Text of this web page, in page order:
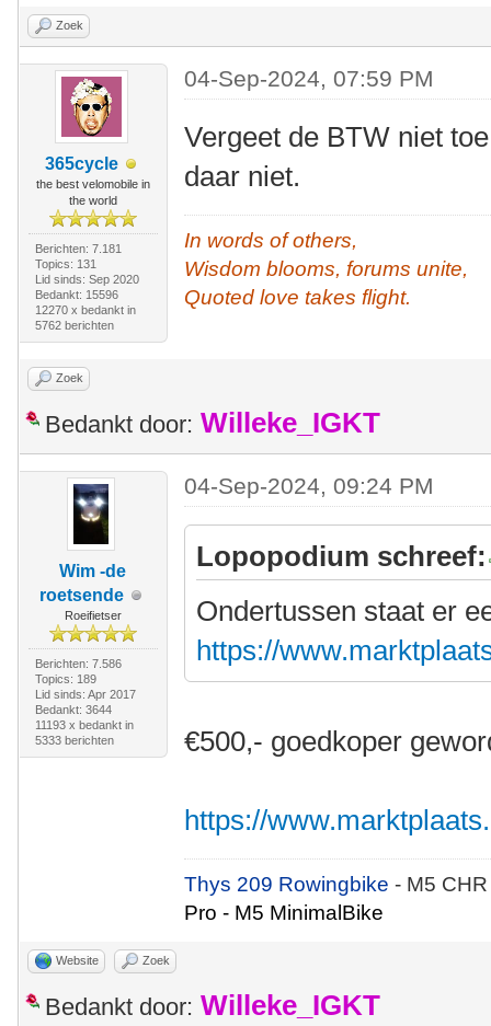
Zoek
365cycle
the best velomobile in
the world
Berichten: 7.181
Topics: 131
Lid sinds: Sep 2020
Bedankt: 15596
12270 x bedankt in
5762 berichten
04-Sep-2024, 07:59 PM
Vergeet de BTW niet
daar niet.
In words of others,
Wisdom blooms, forums unite,
Quoted love takes flight.
Zoek
Bedankt door: Willeke_IGKT
Wim -de
roetsende
Roeifietser
Berichten: 7.586
Topics: 189
Lid sinds: Apr 2017
Bedankt: 3644
11193 x bedankt in
5333 berichten
04-Sep-2024, 09:24 PM
Lopopodium schreef:
Ondertussen staat er
https://
€500,- goedkoper
https://
Thys 209 Rowingbike- M5
Pro - M5 MinimalBike
Website Zoek
Bedankt door: Willeke_IGKT